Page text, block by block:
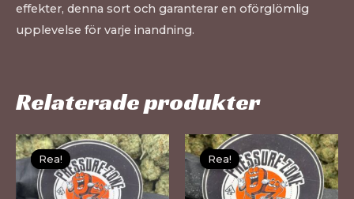
effekter, denna sort och garanterar en oförglömlig
upplevelse för varje inandning.
Relaterade produkter
Rea!
Rea!
Den
här
produkten
Rea!
Rea!